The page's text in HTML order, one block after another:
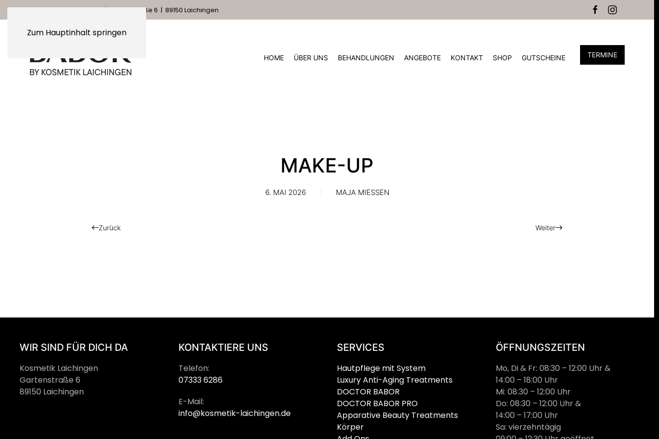
Zum Hauptinhalt springen
KOSMETIK LAICHINGEN| Gartenstraße 6 | 89150 Laichingen
HOME ÜBER UNS BEHANDLUNGEN ANGEBOTE KONTAKT SHOP GUTSCHEINE TERMINE
MAKE-UP
6. MAI 2026 MAJA MIESSEN
Zurück Weiter
WIR SIND FÜR DICH DA
Kosmetik Laichingen
Gartenstraße 6
89150 Laichingen
KONTAKTIERE UNS
Telefon:
07333 6286
E-Mail:
info@kosmetik-laichingen.de
SERVICES
Hautpflege mit System
Luxury Anti-Aging Treatments
DOCTOR BABOR
DOCTOR BABOR PRO
Apparative Beauty Treatments
Körper
ÖFFNUNGSZEITEN
Mo, Di & Fr: 08:30 – 12:00 Uhr &
14:00 – 18:00 Uhr
Mi: 08:30 – 12:00 Uhr
Do: 08:30 – 12:00 Uhr &
14:00 – 17:00 Uhr
Sa: vierzehntägig